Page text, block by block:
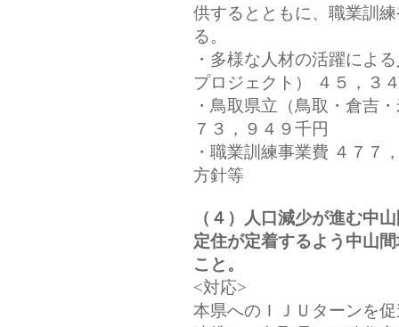
供するとともに、職業訓
る。
・多様な人材の活躍によ
プロジェクト） ４５，３
・鳥取県立（鳥取・倉吉
７３，９４９千円
・職業訓練事業費 ４７７
方針等
（４）人口減少が進む中
定住が定着するよう中山
こと。
<対応>
本県へのＩＪＵターンを